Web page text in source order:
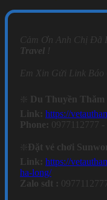
Cảm Ơn Anh Chị Đã
Travel !
Em Xin Gửi Link Báo
❇️
Du Thuyền
Link: https://
Phone: 0977112777
❇️ Đặt vé chơi
Link: https://
ha-long/
Zalo sdt :